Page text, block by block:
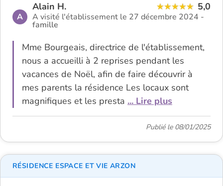
A
Alain H. 5,0
A visité l'établissement le 27 décembre 2024 -
famille
Mme Bourgeais, directrice de l'établissement,
nous a accueilli à 2 reprises pendant les
vacances de Noël, afin de faire découvrir à
mes parents la résidence Les locaux sont
magnifiques et les presta ... Lire plus
Publié le 08/01/2025
RÉSIDENCE ESPACE ET VIE ARZON